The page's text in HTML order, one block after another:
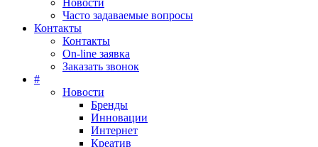
Новости
Часто задаваемые вопросы
Контакты
Контакты
On-line заявка
Заказать звонок
#
Новости
Бренды
Инновации
Интернет
Креатив